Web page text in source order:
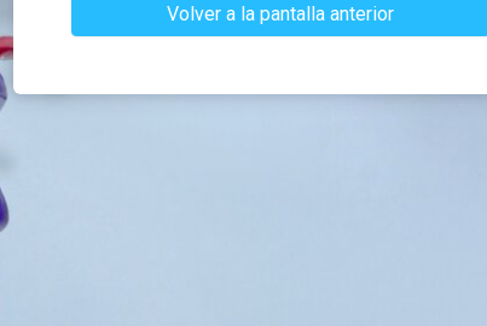
Volver a la pantalla anterior